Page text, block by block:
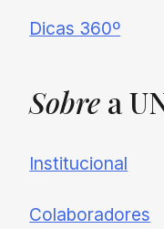
Dicas 360º
Sobre a
Institucional
Colaboradores